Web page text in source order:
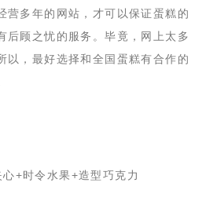
营多年的网站，才可以保证蛋糕的
后顾之忧的服务。毕竟，网上太多
以，最好选择和全国蛋糕有合作的
+时令水果+造型巧克力